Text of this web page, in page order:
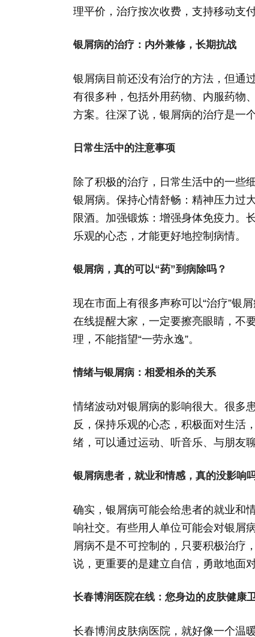
理平价，治疗按次收费，支持移动支付
银屑病的治疗：内外兼修，长期抗战
银屑病目前还没有治疗的方法，但通
有很多种，包括外用药物、内服药物
方案。往深了说，银屑病的治疗是一
日常生活中的注意事项
除了积极的治疗，日常生活中的一些
银屑病。保持心情舒畅：精神压力过
限酒。加强锻炼：增强身体免疫力。
乐观的心态，才能更好地控制病情。
银屑病，真的可以“药”到病除吗？
现在市面上有很多声称可以“治疗”银
在线提醒大家，一定要擦亮眼睛，不
理，不能指望“一劳永逸”。
情绪与银屑病：相爱相杀的关系
情绪波动对银屑病的影响很大。很多
反，保持乐观的心态，积极面对生活
绪，可以通过运动、听音乐、与朋友
银屑病患者，就业和情感，真的没影响
确实，银屑病可能会给患者的就业和
响社交。有些用人单位可能会对银屑
屑病不是不可控制的，只要积极治疗
说，更重要的是建立自信，勇敢地面对
长春博润医院在线：您身边的皮肤健康
长春博润皮肤病医院，就好像一个温